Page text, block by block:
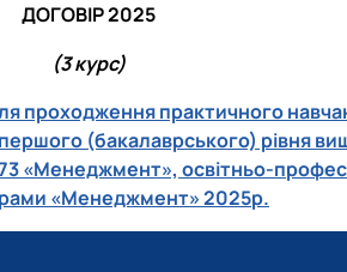
ДОГОВІР 2025
(3 курс)
проходження практичного
(бакалаврського) рівня
«Менеджмент», освітньо-
«Менеджмент» 2025р.